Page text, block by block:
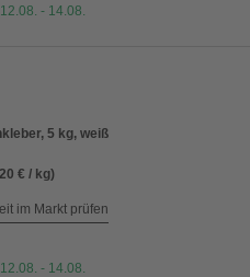
- 14.08.
5 kg, weiß
€ / kg)
im Markt prüfen
- 14.08.